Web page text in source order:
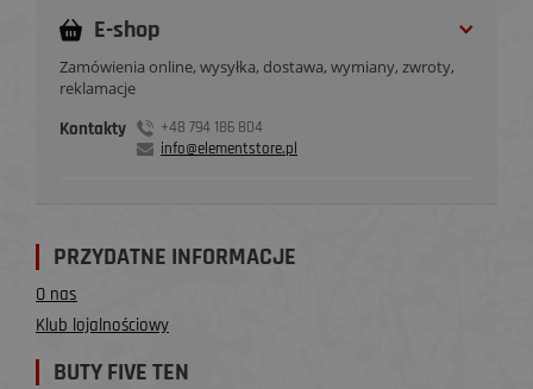
E-shop
Zamówienia online, wysyłka, dostawa, wymiany, zwroty,
reklamacje
Kontakty
+48 794 186 804
info@elementstore.pl
PRZYDATNE INFORMACJE
O nas
Klub lojalnościowy
BUTY FIVE TEN